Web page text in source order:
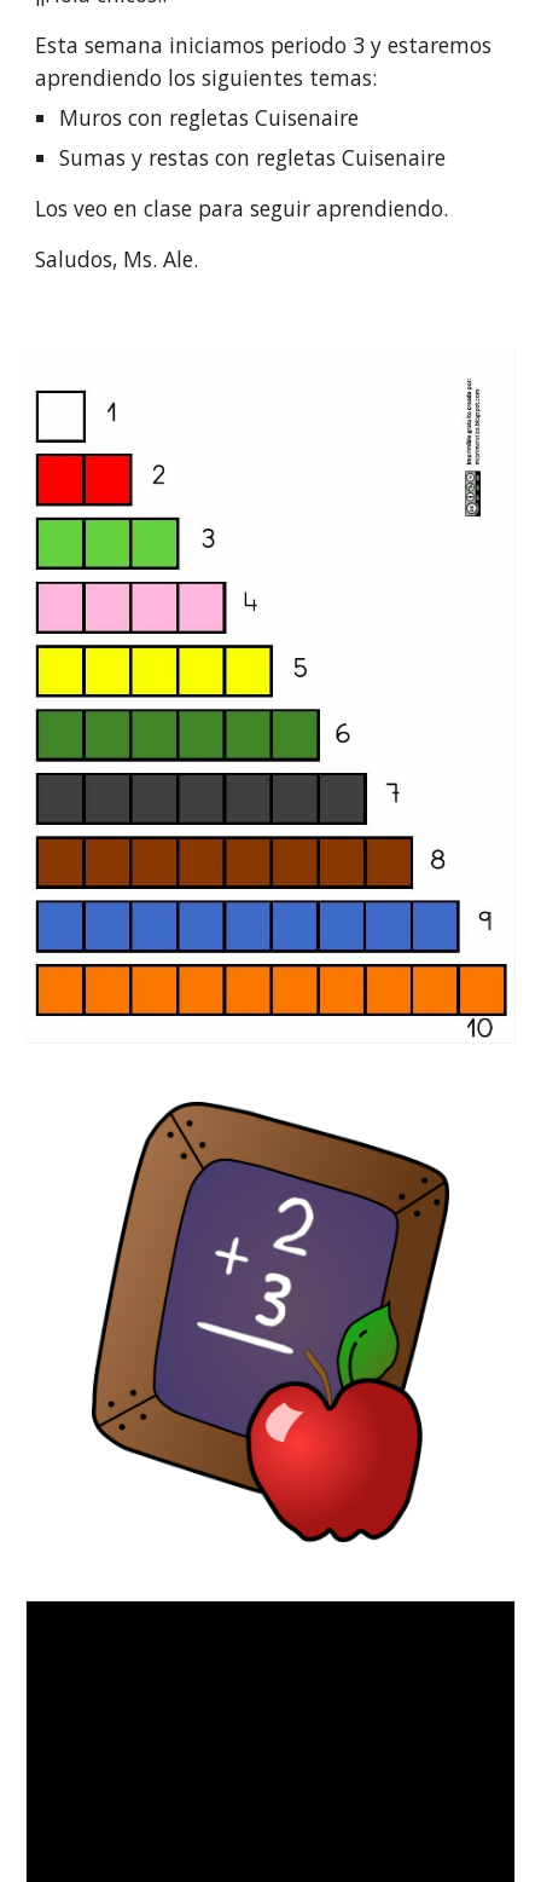
Esta semana iniciamos periodo 3 y estaremos
aprendiendo los siguientes temas:
Muros con regletas Cuisenaire
Sumas y restas con regletas Cuisenaire
Los veo en clase para seguir aprendiendo.
Saludos, Ms. Ale.